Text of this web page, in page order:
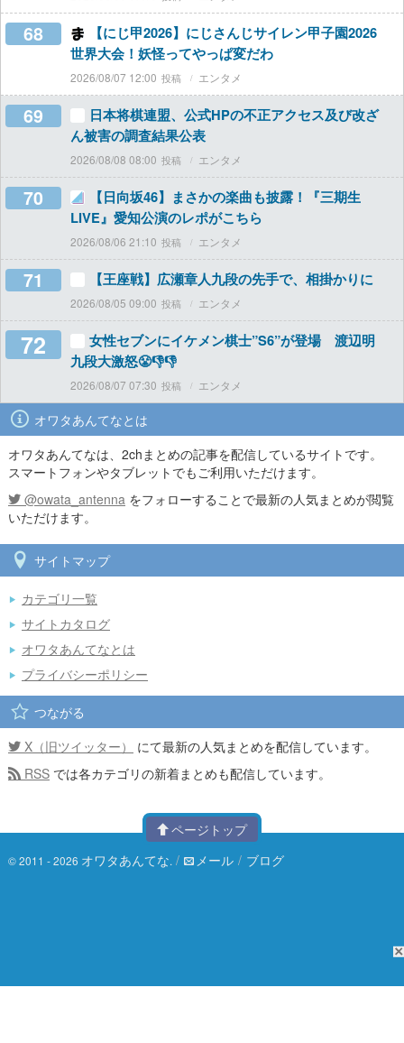
68
【にじ甲2026】にじさんじサイレン甲子園2026
世界大会！妖怪ってやっぱ変だわ
2026/08/07 12:00 エンタメ
69
日本将棋連盟、公式HPの不正アクセス及び改ざ
ん被害の調査結果公表
2026/08/08 08:00 エンタメ
70
【日向坂46】まさかの楽曲も披露！『三期生
LIVE』愛知公演のレポがこちら
2026/08/06 21:10 エンタメ
71 【王座戦】広瀬章人九段の先手で、相掛かりに
2026/08/05 09:00 エンタメ
72
女性セブンにイケメン棋士”S6”が登場 渡辺明
九段大激怒😤👎👎
2026/08/07 07:30 エンタメ
オワタあんてなとは
オワタあんてなは、2chまとめの記事を配信しているサイトです。
スマートフォンやタブレットでもご利用いただけます。
@owata_antenna をフォローすることで最新の人気まとめが閲覧
いただけます。
サイトマップ
カテゴリ一覧
サイトカタログ
オワタあんてなとは
プライバシーポリシー
つながる
X（旧ツイッター）
にて最新の人気まとめを配信しています。
RSS では各カテゴリの新着まとめも配信しています。
ページトップ
© 2011 - 2026 オワタあんてな. / メール / ブログ